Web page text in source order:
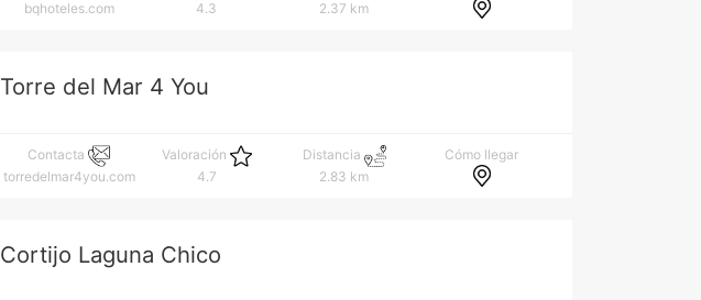
bqhoteles.com
4.3
2.37 km
Torre del Mar 4 You
Contacta
torredelmar4you.com
Valoración
4.7
Distancia
2.83 km
Cómo llegar
Cortijo Laguna Chico